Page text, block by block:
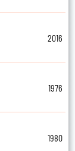
2016
1976
1980